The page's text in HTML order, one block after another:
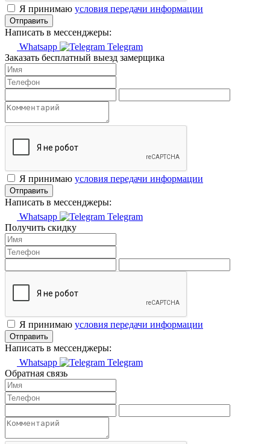
Я принимаю условия передачи информации
Отправить
Написать в мессенджеры:
Whatsapp
Telegram
Заказать бесплатный выезд замерщика
Я принимаю условия передачи информации
Отправить
Написать в мессенджеры:
Whatsapp
Telegram
Получить скидку
Я принимаю условия передачи информации
Отправить
Написать в мессенджеры:
Whatsapp
Telegram
Обратная связь